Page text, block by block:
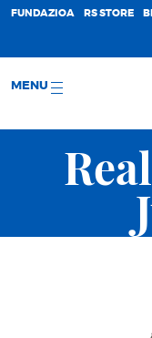
FUNDAZIOA RS STORE
MENU